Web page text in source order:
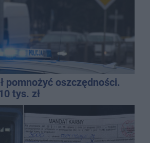
pomnożyć oszczędności.
tys. zł